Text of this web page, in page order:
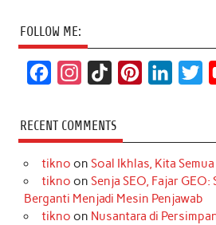
FOLLOW ME:
c
e
b
o
s
t
a
r
k
T
o
k
t
e
r
e
k
e
d
I
t
t
r
RECENT COMMENTS
tikno on Soal Ikhlas, Kita
tikno on Senja SEO, Fajar GEO:
Berganti Menjadi Mesin Penjawab
tikno on Nusantara di